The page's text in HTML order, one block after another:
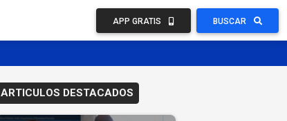
APP GRATIS BUSCAR
ARTICULOS DESTACADOS